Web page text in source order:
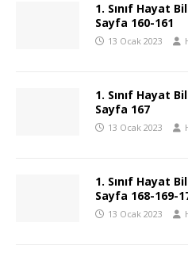
1. Sınıf Hayat
Sayfa 160-161
13 Ocak 2023
1. Sınıf Hayat
Sayfa 167
13 Ocak 2023
1. Sınıf Hayat
Sayfa 168-169-
13 Ocak 2023